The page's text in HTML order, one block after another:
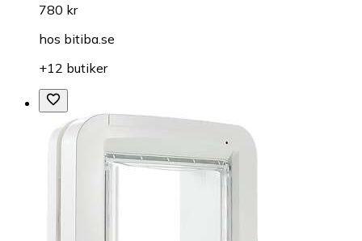
780 kr
hos bitiba.se
+12 butiker